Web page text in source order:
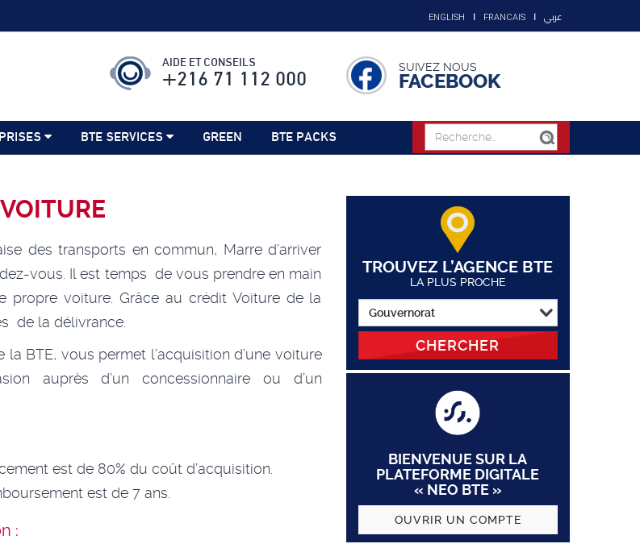
ENGLISH FRANCAIS عربي
AIDE ET CONSEILS
+216 71 112 000
SUIVEZ NOUS
FACEBOOK
BTE SERVICES GREEN BTE PACKS
des transports en commun, Marre d’arriver
vous. Il est temps de vous prendre en main
propre voiture. Grâce au crédit Voiture de la
de la délivrance.
BTE, vous permet l’acquisition d’une voiture
auprès d’un concessionnaire ou d’un
est de 80% du coût d’acquisition.
est de 7 ans.
:
TROUVEZ L’AGENCE BTE
LA PLUS PROCHE
CHERCHER
BIENVENUE SUR LA
PLATEFORME DIGITALE
« NEO BTE »
OUVRIR UN COMPTE